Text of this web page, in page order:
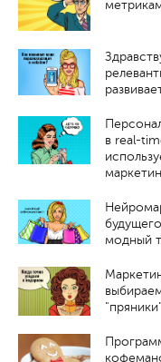
в real-
модный